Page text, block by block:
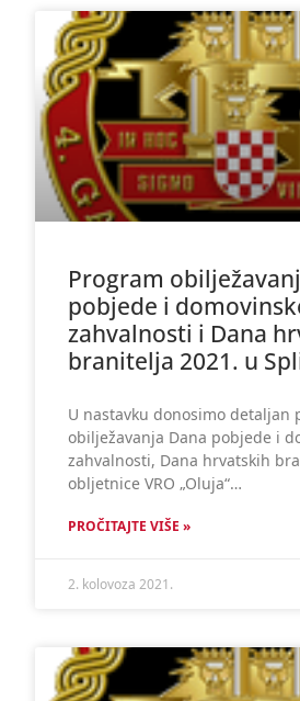
Program
pobjede i
zahvalnosti i Dana
branitelja 2021. u
U nastavku donosimo detaljan
obilježavanja Dana pobjede i
zahvalnosti, Dana hrvatskih
obljetnice VRO „Oluja“…
PROČITAJTE VIŠE »
2. kolovoza 2021.